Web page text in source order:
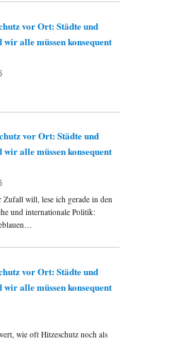
vor Ort: Städte und
wir alle müssen konsequent
vor Ort: Städte und
wir alle müssen konsequent
Zufall will, lese ich gerade in den
und internationale Politik:
vor Ort: Städte und
wir alle müssen konsequent
wie oft Hitzeschutz noch als